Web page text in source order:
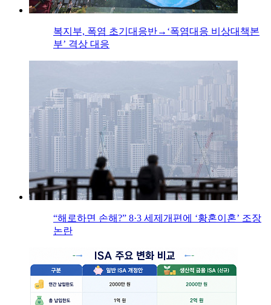
복지부, 폭염 초기대응반→‘폭염대응 비상대책본
부’ 격상 대응
“해로하면 손해?” 8·3 세제개편에 ‘황혼이혼’ 조장
논란